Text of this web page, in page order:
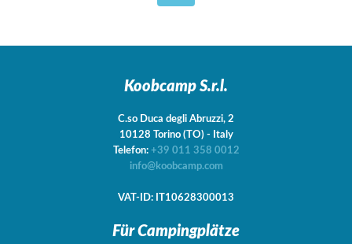
Koobcamp S.r.l.
C.so Duca degli Abruzzi, 2
10128 Torino (TO) - Italy
Telefon: +39 011 358 0012
info@koobcamp.com
VAT-ID: IT10628300013
Für Campingplätze